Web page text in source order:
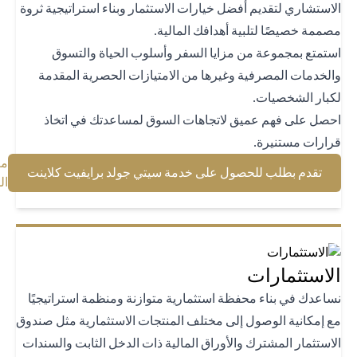
لتقديم أفضل خيارات الاستثمار وبناء استراتيجية ثروة
خصيصًا لتلبية أهدافك المالية.
بمجموعة من مزايا السفر وأسلوب الحياة والتسوق
المصرفية وغيرها من الامتيازات الحصرية المقدمة
الشخصيات.
على فهم عميق لاتجاهات السوق لمساعدتك في اتخاذ
مستنيرة.
تقدم بطلب للحصول على خدمة سيتي جولد برايفيت كلاينت(opens in a new tab)
معرفة
المزيد(opens in a new tab)
في بناء محفظة استثمارية متوازنة ومنظمة استراتيجيًا
إمكانية الوصول إلى مختلف المنتجات الاستثمارية مثل صندوق
المشترك والأوراق المالية ذات الدخل الثابت والسندات